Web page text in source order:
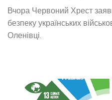
Вчора Червоний Хрест
безпеку українських
Оленівці.